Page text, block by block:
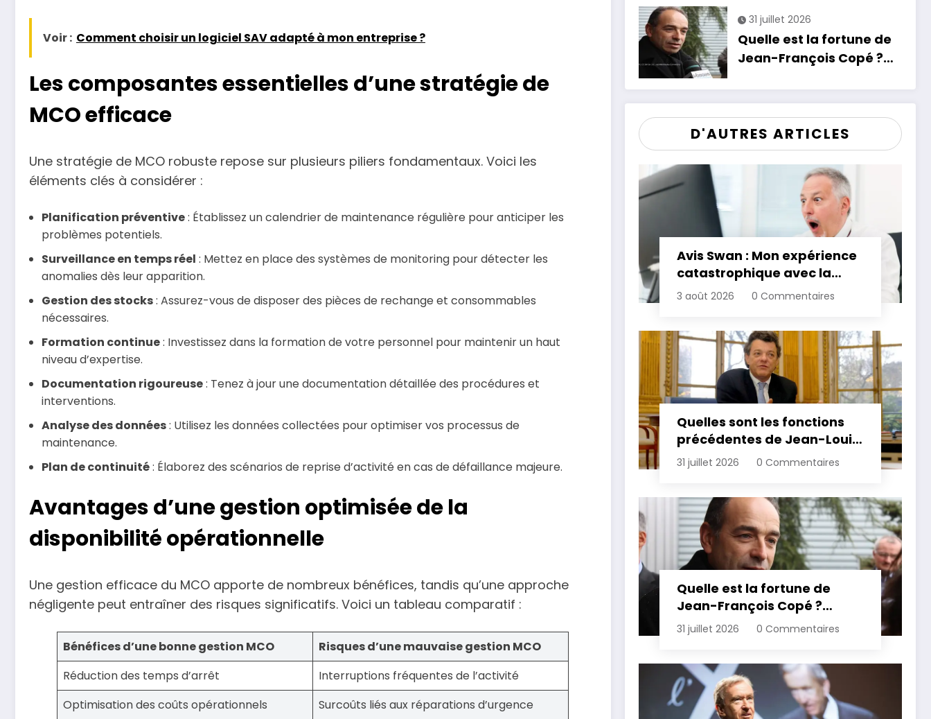
Voir : Comment choisir un logiciel SAV adapté à mon entreprise ?
Les composantes essentielles d’une stratégie de
MCO efficace
Une stratégie de MCO robuste repose sur plusieurs piliers fondamentaux. Voici les
éléments clés à considérer :
Planification préventive: Établissez un calendrier de maintenance régulière pour anticiper les
problèmes potentiels.
Surveillance en temps réel : Mettez en place des systèmes de monitoring pour détecter les
anomalies dès leur apparition.
Gestion des stocks: Assurez-vous de disposer des pièces de rechange et consommables
nécessaires.
Formation continue: Investissez dans la formation de votre personnel pour maintenir un haut
niveau d’expertise.
Documentation rigoureuse: Tenez à jour une documentation détaillée des procédures et
interventions.
Analyse des données: Utilisez les données collectées pour optimiser vos processus de
maintenance.
Plan de continuité: Élaborez des scénarios de reprise d’activité en cas de défaillance majeure.
Avantages d’une gestion optimisée de la
disponibilité opérationnelle
Une gestion efficace du MCO apporte de nombreux bénéfices, tandis qu’une approche
négligente peut entraîner des risques significatifs. Voici un tableau comparatif :
Bénéfices d’une bonne gestion MCO
Risques d’une mauvaise gestion MCO
Réduction des temps d’arrêt
Interruptions fréquentes de l’activité
Optimisation des coûts opérationnels
Surcoûts liés aux réparations d’urgence
31 juillet 2026
Quelle est la fortune de
Jean-François Copé ?
son patrimoine
D'AUTRES ARTICLES
Avis Swan : Mon expérience
catastrophique avec la
banque
3 août 2026 0 Commentaires
Quelles sont les fonctions
précédentes de Jean-Louis
Borloo ?
31 juillet 2026 0 Commentaires
Quelle est la fortune de
Jean-François Copé ?
Estimation et détails de son
patrimoine
31 juillet 2026 0 Commentaires